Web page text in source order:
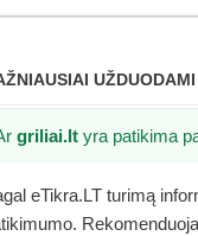
griliai.lt yra patikima
eTikra.LT turimą